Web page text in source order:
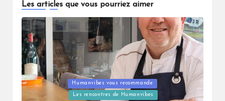
Les articles que vous pourriez aimer
Posted
Humanvibes vous recommande
Les rencontres de Humanvibes